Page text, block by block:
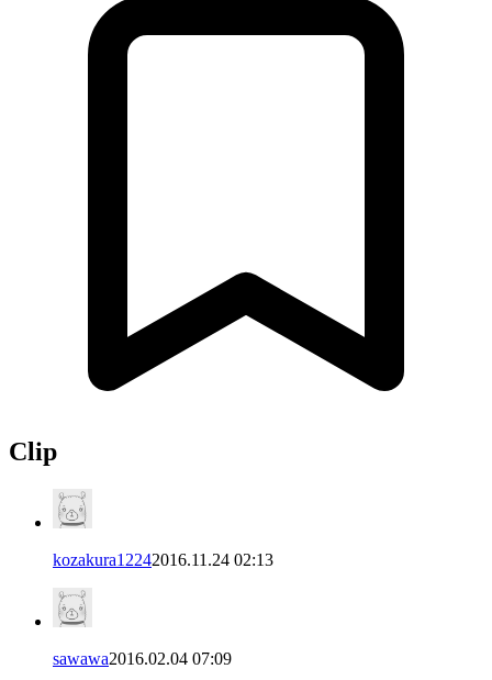
Clip
kozakura12242016.11.24 02:13
sawawa2016.02.04 07:09